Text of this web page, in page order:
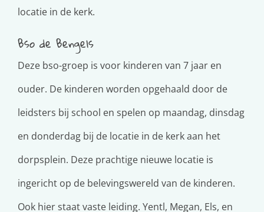
locatie in de kerk.
Bso de Bengels
Deze bso-groep is voor kinderen van 7 jaar en
ouder. De kinderen worden opgehaald door de
leidsters bij school en spelen op maandag, dinsdag
en donderdag bij de locatie in de kerk aan het
dorpsplein. Deze prachtige nieuwe locatie is
ingericht op de belevingswereld van de kinderen.
Ook hier staat vaste leiding. Yentl, Megan, Els, en